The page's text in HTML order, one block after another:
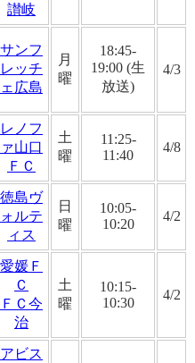
讃岐
サンフ
レッチ
ェ広島
月
曜
18:45-
19:00 (生
放送)
4/3
レノフ
ァ山口
ＦＣ
土
曜
11:25-
11:40
4/8
徳島ヴ
ォルテ
ィス
日
曜
10:05-
10:20
4/2
愛媛Ｆ
Ｃ
ＦＣ今
治
土
曜
10:15-
10:30
4/2
アビス